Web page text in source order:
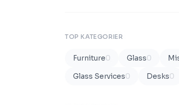
TOP KATEGORIER
Furniture0 Glass0
Glass Services0 Desks0